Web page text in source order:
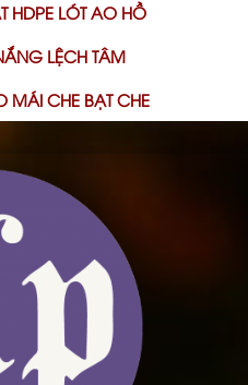
HDPE LÓT AO HỒ
LỆCH TÂM
MÁI CHE BẠT CHE